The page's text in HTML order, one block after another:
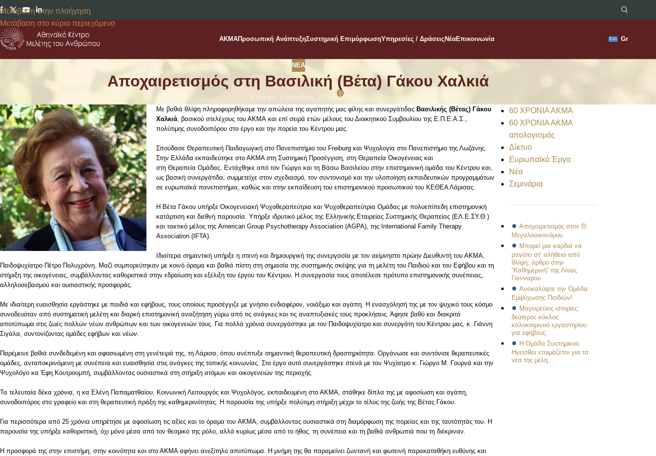
Μετάβαση στην πλοήγηση
Μετάβαση στο κύριο περιεχόμενο
AKMAΠροσωπική ΑνάπτυξηΣυστημική ΕπιμόρφωσηΥπηρεσίες / Δράσεις ΝέαΕπικοινωνία Gr
ΝΈΑ
Αποχαιρετισμός στη Βασιλική (Βέτα) Γάκου Χαλκιά
Ενεργό 3 Μαρτίου, 2026
0
Με βαθιά θλίψη πληροφορηθήκαμε την απώλεια της αγαπητής μας φίλης και συνεργάτιδας Βασιλικής (Βέτας) Γάκου
Χαλκιά ​βασικού στελέχους του ΑΚΜΑ και επί σειρά ετών μέλους του Διοικητικού Συμβουλίου της Ε.Π.Ε.Α.Σ.,
πολύτιμης συνοδοιπόρου στο έργο και την πορεία του Κέντρου μας.
Σπούδασε Θεραπευτική Παιδαγωγική στο Πανεπιστήμιο του Freiburg και Ψυχολογία στο Πανεπιστήμιο της Λωζάνης.
Στην Ελλάδα εκπαιδεύτηκε στο ΑΚΜΑ στη Συστημική Προσέγγιση, στη Θεραπεία Οικογένειας και
στη Θεραπεία Ομάδας. Εντάχθηκε από τον Γιώργο και τη Βάσω Βασιλείου στην επιστημονική ομάδα του Κέντρου και,
ως βασική συνεργάτιδα, συμμετείχε στον σχεδιασμό, τον συντονισμό και την υλοποίηση εκπαιδευτικών προγραμμάτων
σε ευρωπαϊκά πανεπιστήμια, καθώς και στην εκπαίδευση του επιστημονικού προσωπικού του ΚΕΘΕΑ Λάρισας.
Η Βέτα Γάκου υπήρξε Οικογενειακή Ψυχοθεραπεύτρια και Ψυχοθεραπεύτρια Ομάδας με πολυεπίπεδη επιστημονική
κατάρτιση και διεθνή παρουσία. Υπήρξε ιδρυτικό μέλος της Ελληνικής Εταιρείας Συστημικής Θεραπείας (ΕΛ.Ε.ΣΥ.Θ.)
και τακτικό μέλος της American Group Psychotherapy Association (AGPA), της International Family Therapy
Association (IFTA).
Ιδιαίτερα σημαντική υπήρξε η στενή και δημιουργική της συνεργασία με τον αείμνηστο πρώην Διευθυντή του ΑΚΜΑ,
Παιδοψυχίατρο Πέτρο Πολυχρόνη. Μαζί συμπορεύτηκαν με κοινό όραμα και βαθιά πίστη στη σημασία της συστημικής σκέψης για τη μελέτη του Παιδιού και του Εφήβου και τη
στήριξη της οικογένειας, συμβάλλοντας καθοριστικά στην εδραίωση και εξέλιξη του έργου του Κέντρου. Η συνεργασία τους αποτέλεσε πρότυπο επιστημονικής συνέπειας,
αλληλοσεβασμού και ουσιαστικής προσφοράς.
Με ιδιαίτερη ευαισθησία εργάστηκε με παιδιά και εφήβους, τους οποίους προσέγγιζε με γνήσιο ενδιαφέρον, νοιάξιμο και αγάπη. Η ενασχόλησή της με τον ψυχικό τους κόσμο
συνοδευόταν από συστηματική μελέτη και διαρκή επιστημονική αναζήτηση γύρω από τις ανάγκες και τις αναπτυξιακές τους προκλήσεις. Άφησε βαθύ και διακριτό
αποτύπωμα στις ζωές πολλών νέων ανθρώπων και των οικογενειών τους. Για πολλά χρόνια συνεργάστηκε με τον Παιδοψυχίατρο και συνεργάτη του Κέντρου μας, κ. Γιάννη
Σιγάλα, συντονίζοντας ομάδες εφήβων και νέων.
Παρέμεινε βαθιά συνδεδεμένη και αφοσιωμένη στη γενέτειρά της, τη Λάρισα, όπου ανέπτυξε σημαντική θεραπευτική δραστηριότητα. Οργάνωσε και συντόνισε θεραπευτικές
ομάδες, ανταποκρινόμενη με συνέπεια και ευαισθησία στις ανάγκες της τοπικής κοινωνίας. Στο έργο αυτό συνεργάστηκε στενά με τον Ψυχίατρο κ. Γιώργο Μ. Γουρνά και την
Ψυχολόγο κα Έφη Κουτρουμπή, συμβάλλοντας ουσιαστικά στη στήριξη ατόμων και οικογενειών της περιοχής.
Τα τελευταία δέκα χρόνια, η κα Ελένη Παπαματθαίου, Κοινωνική Λειτουργός και Ψυχολόγος, εκπαιδευμένη στο ΑΚΜΑ, στάθηκε δίπλα της με αφοσίωση και αγάπη,
συνοδοιπόρος στο γραφείο και στη θεραπευτική πράξη της καθημερινότητας. Η παρουσία της υπήρξε πολύτιμη στήριξη μέχρι το τέλος της ζωής της Βέτας Γάκου.
Για περισσότερα από 25 χρόνια υπηρέτησε με αφοσίωση τις αξίες και το όραμα του ΑΚΜΑ , συμβάλλοντας ουσιαστικά στη διαμόρφωση της πορείας και της ταυτότητάς του. Η
παρουσία της υπήρξε καθοριστική, όχι μόνο μέσα από τον θεσμικό της ρόλο, αλλά κυρίως μέσα από το ήθος, τη συνέπεια και τη βαθιά ανθρωπιά που τη διέκριναν.
Η προσφορά της στην επιστήμη, στην κοινότητα και στο ΑΚΜΑ αφήνει ανεξίτηλο αποτύπωμα. Η μνήμη της θα παραμείνει ζωντανή και φωτεινή παρακαταθήκη ευθύνης και
60 ΧΡΟΝΙΑ ΑΚΜΑ
60 ΧΡΟΝΙΑ ΑΚΜΑ
απολογισμός
Δίκτυο
Ευρωπαϊκά Έργα
Νέα
Σεμινάρια
Αποχαιρετισμός στον Θ.
Μεγαλοοικονόμου
Μπορεί μια καρδιά να
ραγίσει στ’ αλήθεια από
θλίψη; άρθρο στην
“Καθημερινή” της Λίνας
Γιάνναρου
Ανακαλύψτε την Ομάδα
Εμψύχωσης Παιδιών!
Μαγειρεύεις ιστορίες;
δεύτερος κύκλος
καλοκαιρινού εργαστηρίου
για εφήβους
Η Ομάδα Συστημικού
Ηγείσθαι ετοιμάζεται για τα
νέα της μέλη…